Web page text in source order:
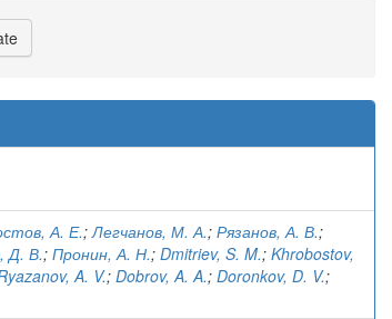
А. Е.;Легчанов, М. А.; Рязанов, А. В.;
Д. В.; Пронин, А. Н.; Dmitriev, S. M.; Khrobostov,
A. V.; Dobrov, A. A.; Doronkov, D. V.;